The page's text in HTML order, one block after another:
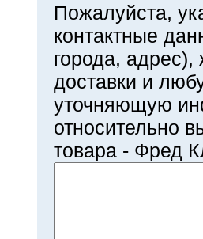
Пожалуйста,
контактные
города,
доставки и
уточняющую
относительно
товара - Фред